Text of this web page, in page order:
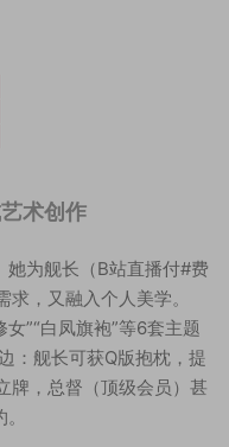
术创作
她为舰长（B站直播付#费
，又融入个人美学。
”“白凤旗袍”等6套主题
：舰长可获Q版抱枕，提
牌，总督（顶级会员）甚